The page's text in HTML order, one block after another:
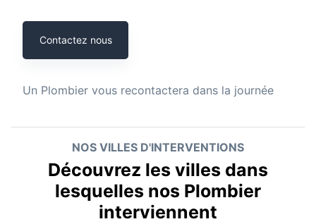
Contactez nous
Un Plombier vous recontactera dans la journée
NOS VILLES D'INTERVENTIONS
Découvrez les villes dans
lesquelles nos Plombier
interviennent